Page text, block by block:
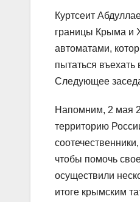
Куртсеит
границы Крыма и
автоматами,
пытаться
Следующее
Напомним, 2 мая
территорию
чтобы помочь
осуществили
итоге крымским